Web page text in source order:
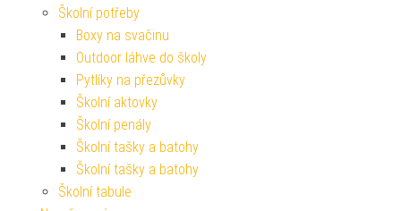
Školní potřeby
Boxy na svačinu
Outdoor láhve do školy
Pytlíky na přezůvky
Školní aktovky
Školní penály
Školní tašky a batohy
Školní tašky a batohy
Školní tabule